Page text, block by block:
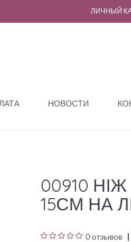
ЛИЧНЫЙ
НОВОСТИ
00910
15СМ НА
0 отзывов